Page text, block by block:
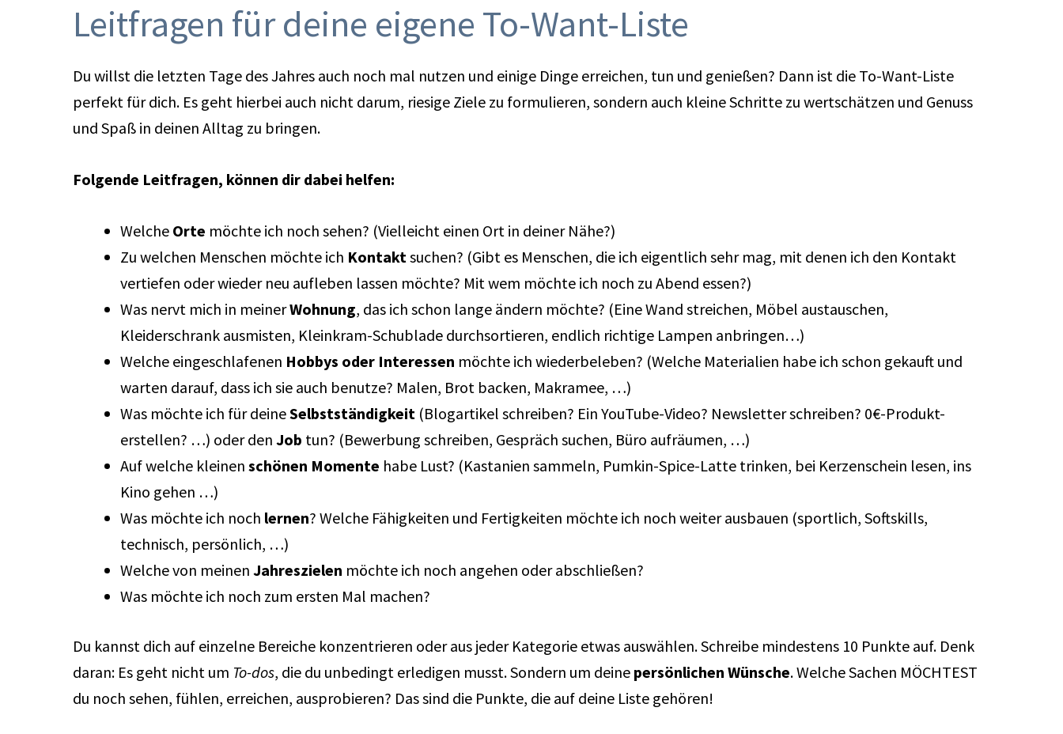
Leitfragen für deine eigene To-Want-Liste
Du willst die letzten Tage des Jahres auch noch mal nutzen und einige Dinge erreichen, tun und genießen? Dann ist die To-Want-Liste
perfekt für dich. Es geht hierbei auch nicht darum, riesige Ziele zu formulieren, sondern auch kleine Schritte zu wertschätzen und Genuss
und Spaß in deinen Alltag zu bringen.
Folgende Leitfragen, können dir dabei helfen:
Welche Orte möchte ich noch sehen? (Vielleicht einen Ort in deiner Nähe?)
Zu welchen Menschen möchte ich Kontaktsuchen? (Gibt es Menschen, die ich eigentlich sehr mag, mit denen ich den Kontakt
vertiefen oder wieder neu aufleben lassen möchte? Mit wem möchte ich noch zu Abend essen?)
Was nervt mich in meinerWohnung, das ich schon lange ändern möchte? (Eine Wand streichen, Möbel austauschen,
Kleiderschrank ausmisten, Kleinkram-Schublade durchsortieren, endlich richtige Lampen anbringen…)
Welche eingeschlafenen Hobbys oder Interessen möchte ich wiederbeleben? (Welche Materialien habe ich schon gekauft und
warten darauf, dass ich sie auch benutze? Malen, Brot backen, Makramee, …)
Was möchte ich für deineSelbstständigkeit (Blogartikel schreiben? Ein YouTube-Video? Newsletter schreiben? 0€-Produkt-
erstellen? …) oder den Job tun? (Bewerbung schreiben, Gespräch suchen, Büro aufräumen, …)
Auf welche kleinen schönen Momente habe Lust? (Kastanien sammeln, Pumkin-Spice-Latte trinken, bei Kerzenschein lesen, ins
Kino gehen …)
Was möchte ich noch lernen? Welche Fähigkeiten und Fertigkeiten möchte ich noch weiter ausbauen (sportlich, Softskills,
technisch, persönlich, …)
Welche von meinen Jahreszielen möchte ich noch angehen oder abschließen?
Was möchte ich noch zum ersten Mal machen?
Du kannst dich auf einzelne Bereiche konzentrieren oder aus jeder Kategorie etwas auswählen. Schreibe mindestens 10 Punkte auf. Denk
daran: Es geht nicht um To-dos, die du unbedingt erledigen musst. Sondern um deine persönlichen Wünsche. Welche Sachen MÖCHTEST
du noch sehen, fühlen, erreichen, ausprobieren? Das sind die Punkte, die auf deine Liste gehören!